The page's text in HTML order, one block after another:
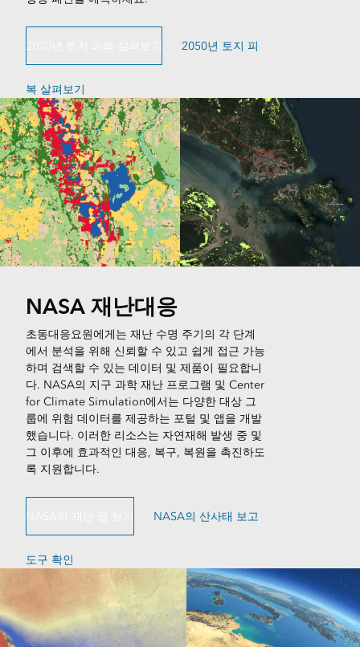
2020년 토지 피복 살펴보기 2050년 토지 피
복 살펴보기
NASA 재난대응
초동대응요원에게는 재난 수명 주기의 각 단계
에서 분석을 위해 신뢰할 수 있고 쉽게 접근 가능
하며 검색할 수 있는 데이터 및 제품이 필요합니
다. NASA의 지구 과학 재난 프로그램 및 Center
for Climate Simulation에서는 다양한 대상 그
룹에 위험 데이터를 제공하는 포털 및 앱을 개발
했습니다. 이러한 리소스는 자연재해 발생 중 및
그 이후에 효과적인 대응, 복구, 복원을 촉진하도
록 지원합니다.
NASA의 산사태 보고
도구 확인